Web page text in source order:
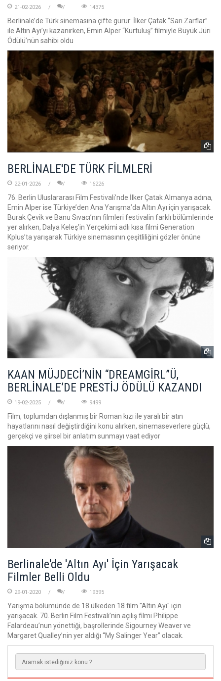
21-02-2026 14375
Berlinale’de Türk sinemasına çifte gurur: İlker Çatak “Sarı Zarflar”
ile Altın Ayı’yı kazanırken, Emin Alper “Kurtuluş” filmiyle Büyük Jüri
Ödülü’nün sahibi oldu
BERLİNALE'DE TÜRK FİLMLERİ
22-01-2026 16226
76. Berlin Uluslararası Film Festivali’nde İlker Çatak Almanya adına,
Emin Alper ise Türkiye’den Ana Yarışma’da Altın Ayı için yarışacak.
Burak Çevik ve Banu Sıvacı’nın filmleri festivalin farklı bölümlerinde
yer alırken, Dalya Keleş’in Yerçekimi adlı kısa filmi Generation
Kplus’ta yarışarak Türkiye sinemasının çeşitliliğini gözler önüne
seriyor.
KAAN MÜJDECİ’NİN “DREAMGİRL”Ü,
BERLİNALE’DE PRESTİJ ÖDÜLÜ KAZANDI
19-02-2025 9499
Film, toplumdan dışlanmış bir Roman kızı ile yaralı bir atın
hayatlarını nasıl değiştirdiğini konu alırken, sinemaseverlere güçlü,
gerçekçi ve şiirsel bir anlatım sunmayı vaat ediyor
Berlinale'de 'Altın Ayı' İçin Yarışacak
Filmler Belli Oldu
29-01-2020 19395
Yarışma bölümünde de 18 ülkeden 18 film "Altın Ayı" için
yarışacak. 70. Berlin Film Festivali’nin açılış filmi Philippe
Falardeau’nun yönettiği, başrollerinde Sigourney Weaver ve
Margaret Qualley’nin yer aldığı “My Salinger Year” olacak.